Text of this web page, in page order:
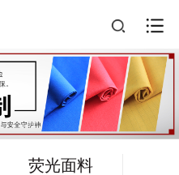
荧光面料